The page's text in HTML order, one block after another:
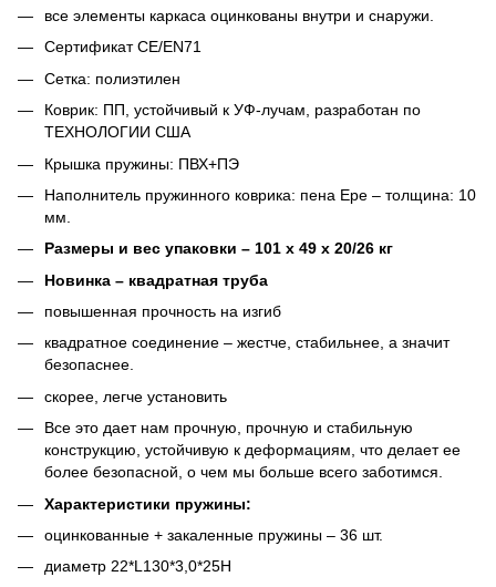
все элементы каркаса оцинкованы внутри и снаружи.
Сертификат CE/EN71
Сетка: полиэтилен
Коврик: ПП, устойчивый к УФ-лучам, разработан по
ТЕХНОЛОГИИ США
Крышка пружины: ПВХ+ПЭ
Наполнитель пружинного коврика: пена Epe – толщина: 10
мм.
Размеры и вес упаковки – 101 х 49 х 20/26 кг
Новинка – квадратная труба
повышенная прочность на изгиб
квадратное соединение – жестче, стабильнее, а значит
безопаснее.
скорее, легче установить
Все это дает нам прочную, прочную и стабильную
конструкцию, устойчивую к деформациям, что делает ее
более безопасной, о чем мы больше всего заботимся.
Характеристики пружины:
оцинкованные + закаленные пружины – 36 шт.
диаметр 22*L130*3,0*25Н